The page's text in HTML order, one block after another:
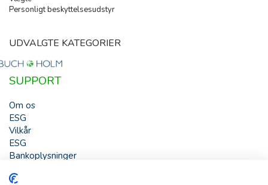
Personligt beskyttelsesudstyr
UDVALGTE KATEGORIER
SUPPORT
Om os
ESG
Vilkår
ESG
Bankoplysninger
HJÆLP